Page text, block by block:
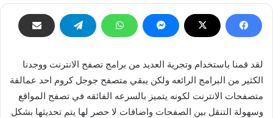
لقد قمنا باستخدام وتجرية العديد من برامج تصفح الانترنت ووجدنا
الكثير من البرامج الرائعه ولكن يبقي متصفح جوجل كروم احد عمالقة
متصفحات الانترنت لكونه يتميز بالسرعه الفائقه في تصفح المواقع
وسهولة التنقل بين الصفحات واضافات لا حصر لها يتم تحديثها بشكل